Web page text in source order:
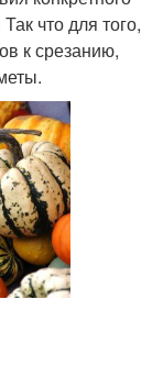
что для того,
к срезанию,